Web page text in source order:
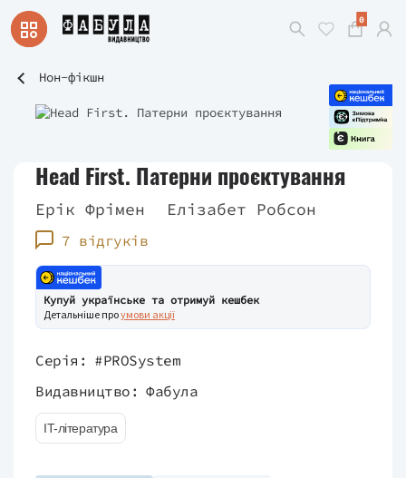
0
Нон-фікшн
Head First. Патерни проєктування
Ерік Фрімен Елізабет Робсон
7 відгуків
Купуй українське та отримуй кешбек
Детальніше проумови акції
Серія: #PROSystem
Видавництво: Фабула
IT-література